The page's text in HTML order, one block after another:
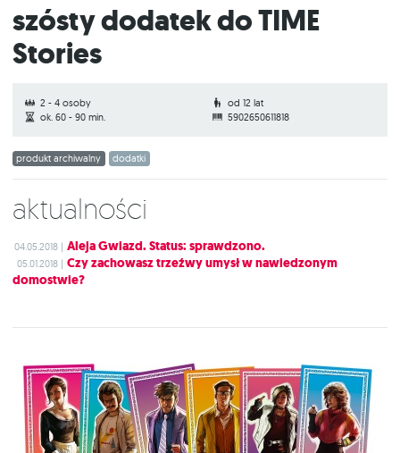
Szósty dodatek do TIME
Stories
2 - 4 osoby
od 12 lat
ok. 60 - 90 min.
5902650611818
produkt archiwalny dodatki
Aktualności
04.05.2018 | Aleja Gwiazd. Status: sprawdzono.
05.01.2018 | Czy zachowasz trzeźwy umysł w nawiedzonym
domostwie?